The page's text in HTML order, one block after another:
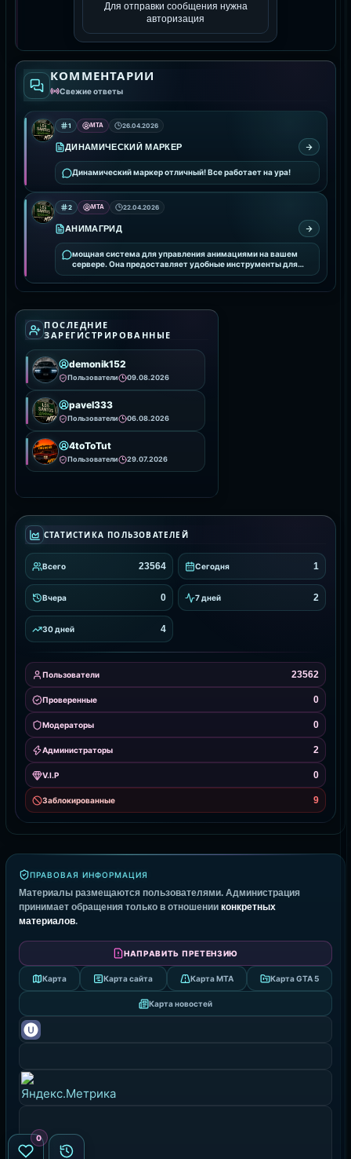
Для отправки сообщения нужна
авторизация
КОММЕНТАРИИ
Свежие ответы
1 MTA 26.04.2026
ДИНАМИЧЕСКИЙ МАРКЕР
Динамический маркер отличный! Все работает на ура!
2 MTA 22.04.2026
АНИМАГРИД
мощная система для управления анимациями на вашем
сервере. Она предоставляет удобные инструменты для
интеграции и настройки анимаций, улучшая визуальное
ПОСЛЕДНИЕ
ЗАРЕГИСТРИРОВАННЫЕ
demonik152
Пользователи 09.08.2026
pavel333
Пользователи 06.08.2026
4toToTut
Пользователи 29.07.2026
СТАТИСТИКА ПОЛЬЗОВАТЕЛЕЙ
Всего 23564 Сегодня 1
Вчера 0 7 дней 2
30 дней 4
Пользователи 23562
Проверенные 0
Модераторы 0
Администраторы 2
V.I.P 0
Заблокированные 9
ПРАВОВАЯ ИНФОРМАЦИЯ
Материалы размещаются пользователями. Администрация
принимает обращения только в отношении конкретных
материалов.
НАПРАВИТЬ ПРЕТЕНЗИЮ
Карта Карта сайта Карта MTA Карта GTA 5
Карта новостей
0